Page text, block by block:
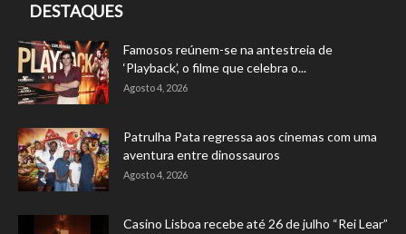
DESTAQUES
Famosos reúnem-se na antestreia de
‘Playback’, o filme que celebra o...
Agosto 4, 2026
Patrulha Pata regressa aos cinemas com uma
aventura entre dinossauros
Agosto 4, 2026
Casino Lisboa recebe até 26 de julho “Rei Lear”